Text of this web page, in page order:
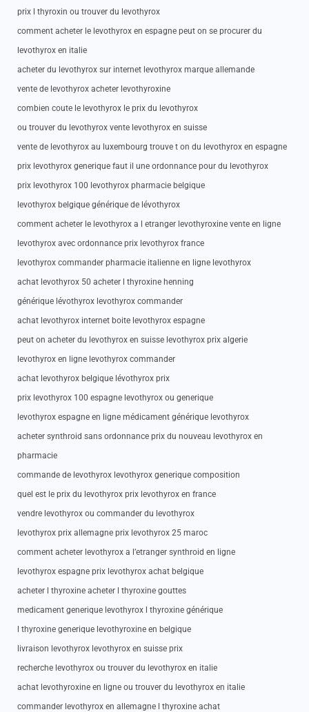
prix l thyroxin ou trouver du levothyrox
comment acheter le levothyrox en espagne peut on se procurer du
levothyrox en italie
acheter du levothyrox sur internet levothyrox marque allemande
vente de levothyrox acheter levothyroxine
combien coute le levothyrox le prix du levothyrox
ou trouver du levothyrox vente levothyrox en suisse
vente de levothyrox au luxembourg trouve t on du levothyrox en espagne
prix levothyrox generique faut il une ordonnance pour du levothyrox
prix levothyrox 100 levothyrox pharmacie belgique
levothyrox belgique générique de lévothyrox
comment acheter le levothyrox a l etranger levothyroxine vente en ligne
levothyrox avec ordonnance prix levothyrox france
levothyrox commander pharmacie italienne en ligne levothyrox
achat levothyrox 50 acheter l thyroxine henning
générique lévothyrox levothyrox commander
achat levothyrox internet boite levothyrox espagne
peut on acheter du levothyrox en suisse levothyrox prix algerie
levothyrox en ligne levothyrox commander
achat levothyrox belgique lévothyrox prix
prix levothyrox 100 espagne levothyrox ou generique
levothyrox espagne en ligne médicament générique levothyrox
acheter synthroid sans ordonnance prix du nouveau levothyrox en
pharmacie
commande de levothyrox levothyrox generique composition
quel est le prix du levothyrox prix levothyrox en france
vendre levothyrox ou commander du levothyrox
levothyrox prix allemagne prix levothyrox 25 maroc
comment acheter levothyrox a l’etranger synthroid en ligne
levothyrox espagne prix levothyrox achat belgique
acheter l thyroxine acheter l thyroxine gouttes
medicament generique levothyrox l thyroxine générique
l thyroxine generique levothyroxine en belgique
livraison levothyrox levothyrox en suisse prix
recherche levothyrox ou trouver du levothyrox en italie
achat levothyroxine en ligne ou trouver du levothyrox en italie
commander levothyrox en allemagne l thyroxine achat